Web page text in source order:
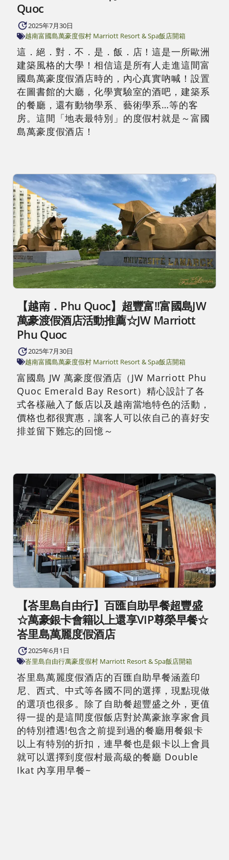
Quoc
2025年7月30日
越南富國島萬豪度假村 Marriott Resort & Spa飯店開箱
這．絕．對．不．是．飯．店！這是一所歐洲
建築風格的大學！相信這是所有人走進這間富
國島萬豪度假酒店時的，內心真實吶喊！設置
在圖書館的大廳，化學實驗室的酒吧，建築系
的餐廳，還有動物學系、藝術學系…等的客
房。這間「地表最特別」的度假村就是～富國
島萬豪度假酒店！
【越南．Phu Quoc】超豐富!!富國島JW
萬豪渡假酒店活動推薦☆JW Marriott
Phu Quoc
2025年7月30日
越南富國島萬豪度假村 Marriott Resort & Spa飯店開箱
富國島 JW 萬豪度假酒店（JW Marriott Phu
Quoc Emerald Bay Resort）精心設計了各
式各樣融入了飯店以及越南當地特色的活動，
價格也都很實惠，讓客人可以依自己的喜好安
排並留下難忘的回憶～
【峇里島自由行】百匯自助早餐超豐盛
☆萬豪銀卡會籍以上還享VIP尊榮早餐☆
峇里島萬麗度假酒店
2025年6月1日
峇里島自由行萬豪度假村 Marriott Resort & Spa飯店開箱
峇里島萬麗度假酒店的百匯自助早餐涵蓋印
尼、西式、中式等各國不同的選擇，現點現做
的選項也很多。除了自助餐超豐盛之外，更值
得一提的是這間度假飯店對於萬豪旅享家會員
的特別禮遇!包含之前提到過的餐廳用餐銀卡
以上有特別的折扣，連早餐也是銀卡以上會員
就可以選擇到度假村最高級的餐廳 Double
Ikat 內享用早餐~